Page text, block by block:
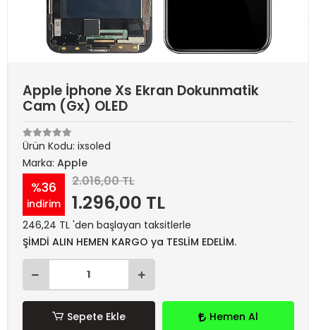
Apple İphone Xs Ekran Dokunmatik
Cam (Gx) OLED
Ürün Kodu: ixsoled
Marka: Apple
%36
indirim
2.016,00 TL
1.296,00 TL
246,24 TL 'den başlayan taksitlerle
ŞİMDİ ALIN HEMEN KARGO ya TESLİM EDELİM.
Sepete Ekle Hemen Al